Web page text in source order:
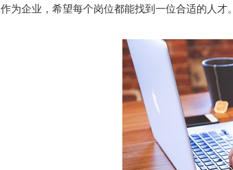
作为企业，希望每个岗位都能找到一位合适的人